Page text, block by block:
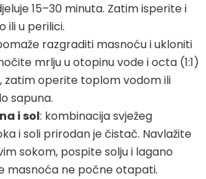
15–30 minuta. Zatim isperite i
ili u perilici.
razgraditi masnoću i ukloniti
mrlju u otopinu vode i octa (1:1)
zatim operite toplom vodom ili
sapuna.
i sol: kombinacija svježeg
i soli prirodan je čistač. Navlažite
sokom, pospite solju i lagano
masnoća ne počne otapati.